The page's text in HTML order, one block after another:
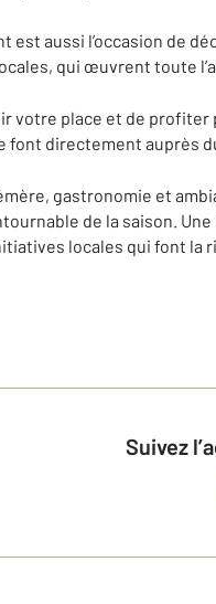
est aussi l’occasion de
qui œuvrent toute
votre place et de
font directement auprès
gastronomie et
de la saison.
locales qui font la
Suivez